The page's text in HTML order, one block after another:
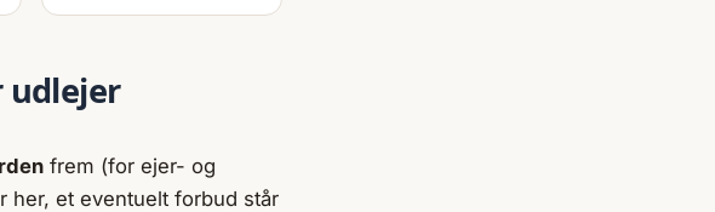
udlejer
frem (for ejer- og
her, et eventuelt forbud står